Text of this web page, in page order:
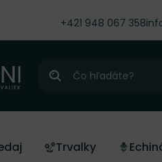
+421 948 067 358
Hľadať
Trvalky